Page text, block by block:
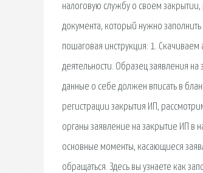
налоговую службу о своем
документа, который нужно
пошаговая инструкция: 1.
деятельности. Образец заявления
данные о себе должен вписать в
регистрации закрытия ИП,
органы заявление на закрытие ИП в
основные моменты, касающиеся
обращаться. Здесь вы узнаете как